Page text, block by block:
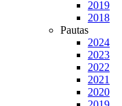
2019
2018
Pautas
2024
2023
2022
2021
2020